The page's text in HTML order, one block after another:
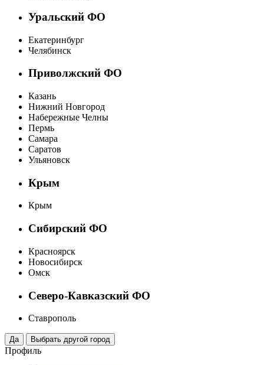
Уральский ФО
Екатеринбург
Челябинск
Приволжский ФО
Казань
Нижний Новгород
Набережные Челны
Пермь
Самара
Саратов
Ульяновск
Крым
Крым
Сибирский ФО
Красноярск
Новосибирск
Омск
Северо-Кавказский ФО
Ставрополь
Профиль